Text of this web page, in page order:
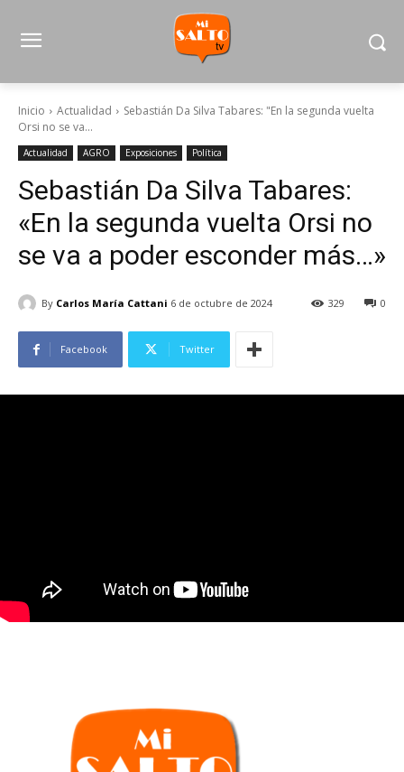
Inicio Actualidad
Sebastián Da Silva Tabares: "En la segunda vuelta
Orsi no se va...
Actualidad AGRO Exposiciones Política
Sebastián Da Silva Tabares:
«En la segunda vuelta Orsi no
se va a poder esconder más…»
By Carlos María Cattani 6 de octubre de 2024 0
329
Facebook Twitter